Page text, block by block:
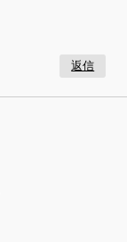
返信